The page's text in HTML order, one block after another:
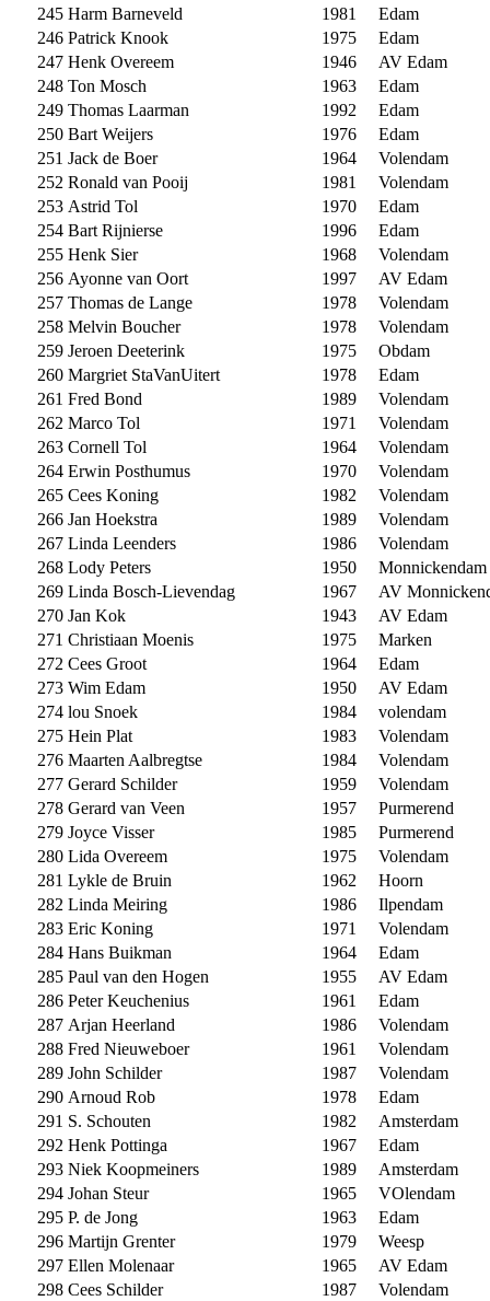
245 Harm Barneveld 1981
Edam
246 Patrick Knook 1975
Edam
247 Henk Overeem 1946
AV Edam
248 Ton Mosch 1963
Edam
249 Thomas Laarman 1992
Edam
250 Bart Weijers 1976
Edam
251 Jack de Boer 1964
Volendam
252 Ronald van Pooij 1981
Volendam
253 Astrid Tol 1970
Edam
254 Bart Rijnierse 1996
Edam
255 Henk Sier 1968
Volendam
256 Ayonne van Oort 1997
AV Edam
257 Thomas de Lange 1978
Volendam
258 Melvin Boucher 1978
Volendam
259 Jeroen Deeterink 1975
Obdam
260 Margriet StaVanUitert 1978
Edam
261 Fred Bond 1989
Volendam
262 Marco Tol 1971
Volendam
263 Cornell Tol 1964
Volendam
264 Erwin Posthumus 1970
Volendam
265 Cees Koning 1982
Volendam
266 Jan Hoekstra 1989
Volendam
267 Linda Leenders 1986
Volendam
268 Lody Peters 1950
Monnickendam
269 Linda Bosch-Lievendag 1967
AV
270 Jan Kok 1943
AV Edam
271 Christiaan Moenis 1975
Marken
272 Cees Groot 1964
Edam
273 Wim Edam 1950
AV Edam
274 lou Snoek 1984
volendam
275 Hein Plat 1983
Volendam
276 Maarten Aalbregtse 1984
Volendam
277 Gerard Schilder 1959
Volendam
278 Gerard van Veen 1957
Purmerend
279 Joyce Visser 1985
Purmerend
280 Lida Overeem 1975
Volendam
281 Lykle de Bruin 1962
Hoorn
282 Linda Meiring 1986
Ilpendam
283 Eric Koning 1971
Volendam
284 Hans Buikman 1964
Edam
285 Paul van den Hogen 1955
AV Edam
286 Peter Keuchenius 1961
Edam
287 Arjan Heerland 1986
Volendam
288 Fred Nieuweboer 1961
Volendam
289 John Schilder 1987
Volendam
290 Arnoud Rob 1978
Edam
291 S. Schouten 1982
Amsterdam
292 Henk Pottinga 1967
Edam
293 Niek Koopmeiners 1989
Amsterdam
294 Johan Steur 1965
VOlendam
295 P. de Jong 1963
Edam
296 Martijn Grenter 1979
Weesp
297 Ellen Molenaar 1965
AV Edam
298 Cees Schilder 1987
Volendam